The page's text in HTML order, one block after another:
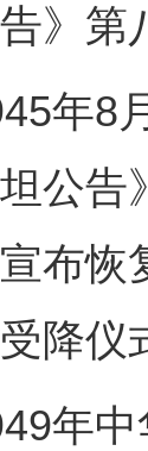
》第
8月
坦公
布恢
降仪
中华